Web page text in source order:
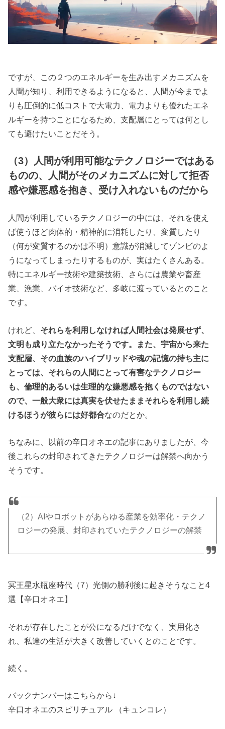
ですが、この２つのエネルギーを生み出すメカニズムを
人間が知り、利用できるようになると、人間が今までよ
りも圧倒的に低コストで大電力、電力よりも優れたエネ
ルギーを持つことになるため、支配層にとっては何とし
ても避けたいことだそう。
（3）人間が利用可能なテクノロジーではある
ものの、人間がそのメカニズムに対して拒否
感や嫌悪感を抱き、受け入れないものだから
人間が利用しているテクノロジーの中には、それを使え
ば使うほど肉体的・精神的に消耗したり、変質したり
（何が変質するのかは不明）意識が消滅してゾンビのよ
うになってしまったりするものが、実はたくさんある。
特にエネルギー技術や建築技術、さらには農業や畜産
業、漁業、バイオ技術など、多岐に渡っているとのこと
です。
けれど、 それらを利用しなければ人間社会は発展せず、
文明も成り立たなかったそうです。また、宇宙から来た
支配層、その血族のハイブリッドや魂の記憶の持ち主に
とっては、それらの人間にとって有害なテクノロジー
も、倫理的あるいは生理的な嫌悪感を抱くものではない
ので、一般大衆には真実を伏せたままそれらを利用し続
けるほうが彼らには好都合なのだとか。
ちなみに、以前の辛口オネエの記事にありましたが、今
後これらの封印されてきたテクノロジーは解禁へ向かう
そうです。
（2）AIやロボットがあらゆる産業を効率化・テクノ
ロジーの発展、封印されていたテクノロジーの解禁
冥王星水瓶座時代（7）光側の勝利後に起きそうなこと4
選【辛口オネエ】
それが存在したことが公になるだけでなく、実用化さ
れ、私達の生活が大きく改善していくとのことです。
続く。
バックナンバーはこちらから↓
辛口オネエのスピリチュアル （キュンコレ）